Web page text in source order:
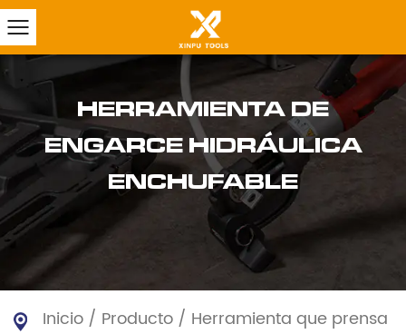
HERRAMIENTA DE
ENGARCE HIDRÁULICA
ENCHUFABLE
Inicio / Producto / Herramienta que prensa